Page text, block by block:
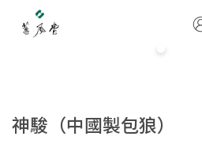
神駿（中國製包狼）